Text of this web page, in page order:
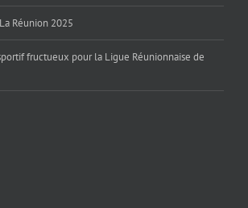
Réunion 2025
fructueux pour la Ligue Réunionnaise de